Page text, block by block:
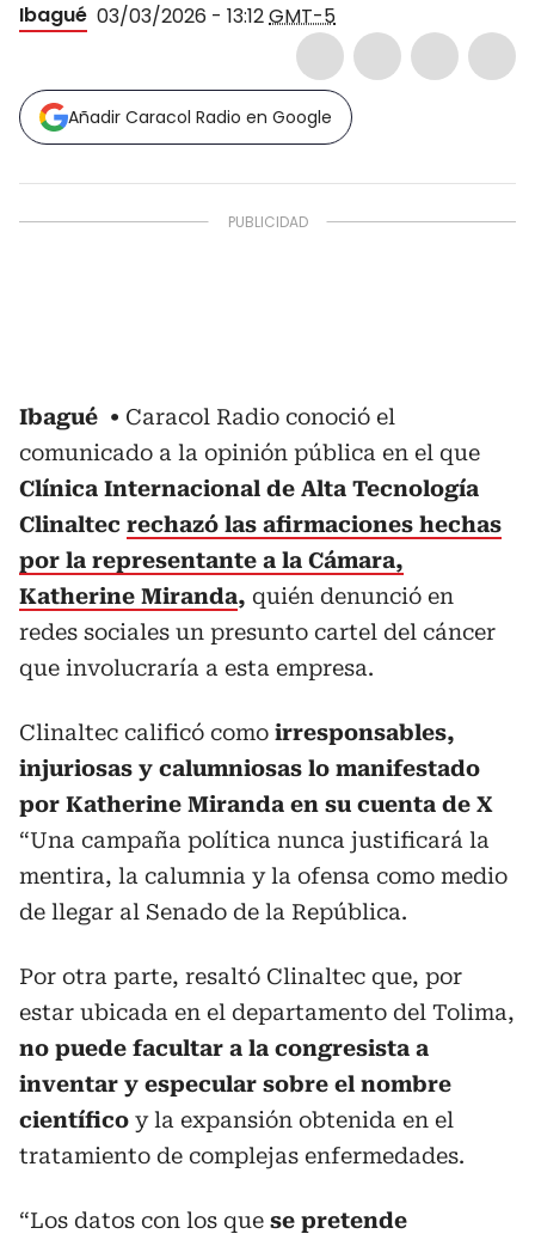
Ibagué 03/03/2026 - 13:12GMT-5
Añadir Caracol Radio en Google
Ibagué
Caracol Radio conoció el
comunicado a la opinión pública en el que
Clínica Internacional de Alta Tecnología
Clinaltec rechazó las afirmaciones hechas
por la representante a la Cámara,
Katherine Miranda, quién denunció en
redes sociales un presunto cartel del cáncer
que involucraría a esta empresa.
Clinaltec calificó como irresponsables,
injuriosas y calumniosas lo manifestado
por Katherine Miranda en su cuenta de X
“Una campaña política nunca justificará la
mentira, la calumnia y la ofensa como medio
de llegar al Senado de la República.
Por otra parte, resaltó Clinaltec que, por
estar ubicada en el departamento del Tolima,
no puede facultar a la congresista a
inventar y especular sobre el nombre
científico y la expansión obtenida en el
tratamiento de complejas enfermedades.
“Los datos con los que se pretende